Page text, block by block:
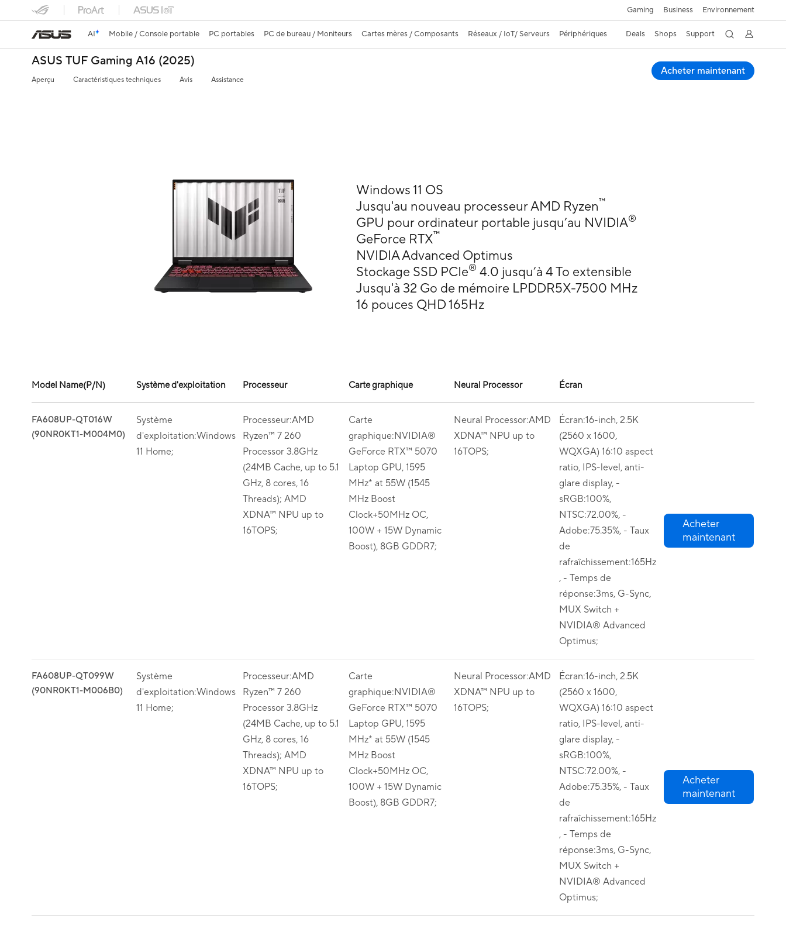
Gaming Business Environnement
AI Mobile / Console portable PC portables PC de bureau / Moniteurs Cartes mères / Composants Réseaux / IoT/ Serveurs Périphériques Deals Shops Support
ASUS TUF Gaming A16 (2025)
Aperçu Caractéristiques techniques Avis Assistance
Acheter maintenant
Windows 11 OS
Jusqu'au nouveau processeur AMD Ryzen™
GPU pour ordinateur portable jusqu’au NVIDIA®
GeForce RTX™
NVIDIA Advanced Optimus
Stockage SSD PCIe® 4.0 jusqu’à 4 To extensible
Jusqu'à 32 Go de mémoire LPDDR5X-7500 MHz
16 pouces QHD 165Hz
Model Name(P/N) Système d'exploitation Processeur Carte graphique Neural Processor Écran
FA608UP-QT016W
(90NR0KT1-M004M0)
Système
d'exploitation:Windows
11 Home;
Processeur:AMD
Ryzen™ 7 260
Processor 3.8GHz
(24MB Cache, up to 5.1
GHz, 8 cores, 16
Threads); AMD
XDNA™ NPU up to
16TOPS;
Carte
graphique:NVIDIA®
GeForce RTX™ 5070
Laptop GPU, 1595
MHz* at 55W (1545
MHz Boost
Clock+50MHz OC,
100W + 15W Dynamic
Boost), 8GB GDDR7;
Neural Processor:AMD
XDNA™ NPU up to
16TOPS;
Écran:16-inch, 2.5K
(2560 x 1600,
WQXGA) 16:10 aspect
ratio, IPS-level, anti-
glare display, -
sRGB:100%,
NTSC:72.00%, -
Adobe:75.35%, - Taux
de
rafraîchissement:165Hz
, - Temps de
réponse:3ms, G-Sync,
MUX Switch +
NVIDIA® Advanced
Optimus;
Acheter
maintenant
FA608UP-QT099W
(90NR0KT1-M006B0)
Système
d'exploitation:Windows
11 Home;
Processeur:AMD
Ryzen™ 7 260
Processor 3.8GHz
(24MB Cache, up to 5.1
GHz, 8 cores, 16
Threads); AMD
XDNA™ NPU up to
16TOPS;
Carte
graphique:NVIDIA®
GeForce RTX™ 5070
Laptop GPU, 1595
MHz* at 55W (1545
MHz Boost
Clock+50MHz OC,
100W + 15W Dynamic
Boost), 8GB GDDR7;
Neural Processor:AMD
XDNA™ NPU up to
16TOPS;
Écran:16-inch, 2.5K
(2560 x 1600,
WQXGA) 16:10 aspect
ratio, IPS-level, anti-
glare display, -
sRGB:100%,
NTSC:72.00%, -
Adobe:75.35%, - Taux
de
rafraîchissement:165Hz
, - Temps de
réponse:3ms, G-Sync,
MUX Switch +
NVIDIA® Advanced
Optimus;
Acheter
maintenant